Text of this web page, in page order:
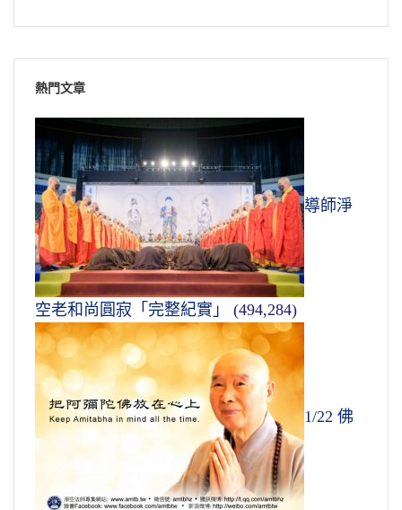
熱門文章
導師淨
空老和尚圓寂「完整紀實」 (494,284)
1/22 佛